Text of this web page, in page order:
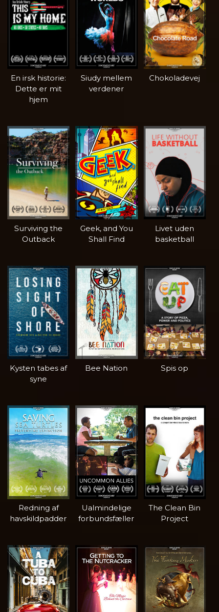
En irsk historie:
Dette er mit
hjem
Siudy mellem
verdener
Chokoladevej
Surviving the
Outback
Geek, and You
Shall Find
Livet uden
basketball
Kysten tabes af
syne
Bee Nation Spis op
Redning af
havskildpadder
Ualmindelige
forbundsfæller
The Clean Bin
Project